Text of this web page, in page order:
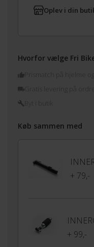
Oplev i din
Hvorfor vælge Fri
Prismatch på hjelme
Køb sammen med
+ 79,-
+ 99,-